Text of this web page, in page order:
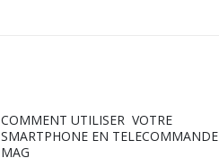
COMMENT UTILISER VOTRE
SMARTPHONE EN TELECOMMANDE
MAG